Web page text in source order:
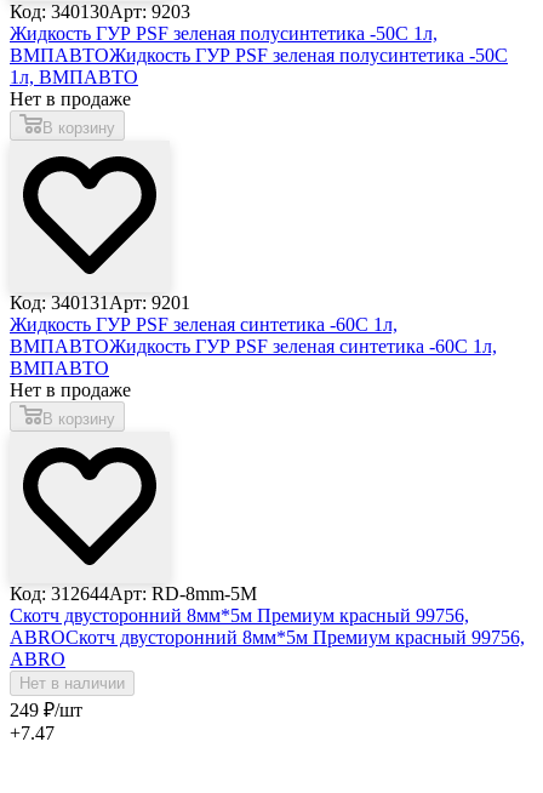
Код: 340130Арт: 9203
Жидкость ГУР PSF зеленая полусинтетика -50С 1л,
ВМПАВТОЖидкость ГУР PSF зеленая полусинтетика -50С
1л, ВМПАВТО
Нет в продаже
В корзину
Код: 340131 Арт: 9201
Жидкость ГУР PSF зеленая синтетика -60С 1л,
ВМПАВТОЖидкость ГУР PSF зеленая синтетика -60С 1л,
ВМПАВТО
Нет в продаже
В корзину
Код: 312644Арт: RD-8mm-5M
Скотч двусторонний 8мм*5м Премиум красный 99756,
ABROСкотч двусторонний 8мм*5м Премиум красный 99756,
ABRO
Нет в наличии
249 ₽/шт
+7.47